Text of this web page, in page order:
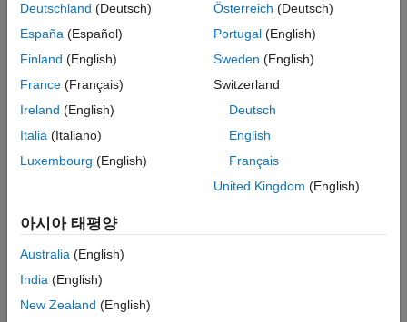
Simscape 기록의 시뮬레이션 결과
보여줍니다.
Deutschland (Deutsch)
España (Español)
Finland (English)
France (Français)
Ireland (English)
Italia (Italiano)
Luxembourg (English)
Österreich (Deutsch)
Portugal(English)
Sweden (English)
Switzerland
Deutsch
English
Français
United Kingdom (English)
아시아 태평양
Australia (English)
India (English)
New Zealand (English)